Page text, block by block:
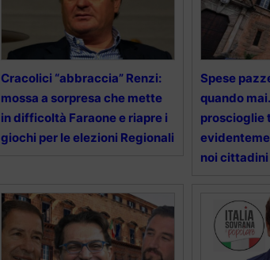
Cracolici “abbraccia” Renzi:
mossa a sorpresa che mette
in difficoltà Faraone e riapre i
giochi per le elezioni Regionali
Spese
quando
proscioglie
noi cittadini